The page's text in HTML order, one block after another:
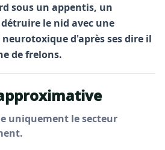
sous un appentis, un
le nid avec une
d'après ses dire il
de frelons.
uniquement le secteur